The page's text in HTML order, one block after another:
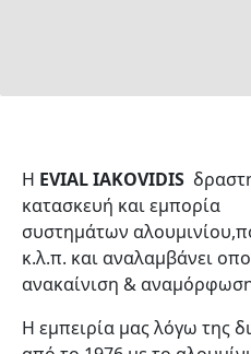
Η EVIAL IAKOVIDIS
κατασκευή και εμπορία
συστημάτων
κ.λ.π. και αναλαμβάνει
ανακαίνιση &
Η εμπειρία μας λόγω της